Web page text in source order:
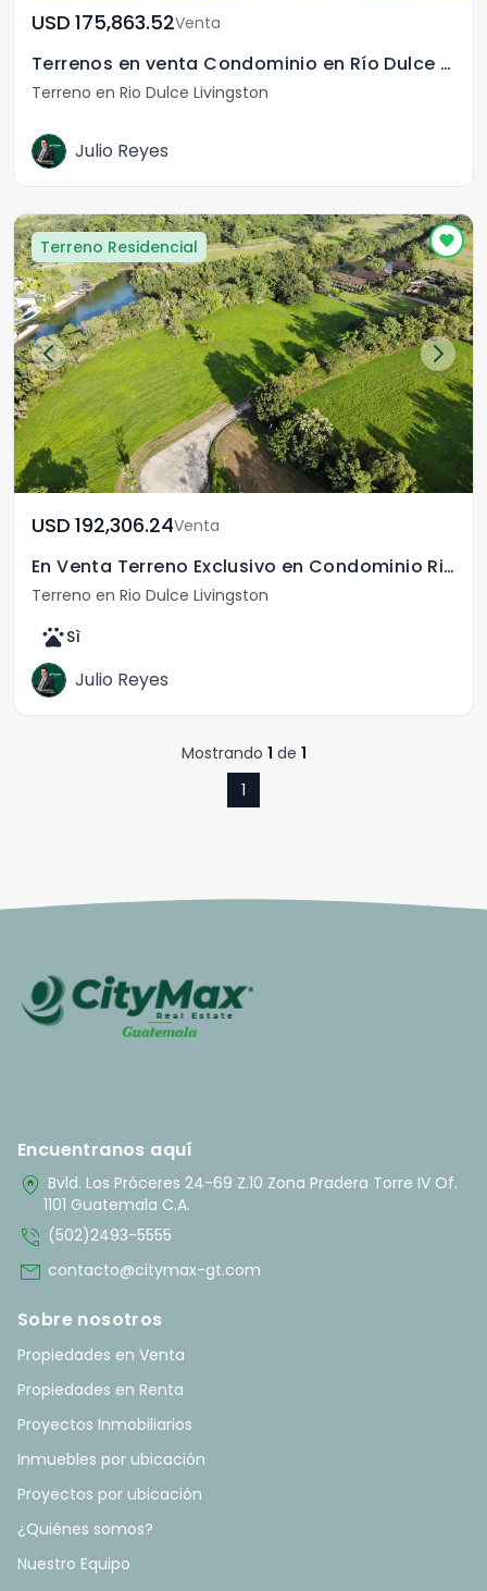
USD	175,863.52Venta
Terrenos en venta Condominio en Río Dulce Izabal
Terreno en Rio Dulce Livingston
Julio Reyes
Terreno Residencial
USD	192,306.24Venta
En Venta Terreno Exclusivo en Condominio Rio Dulce
Terreno en Rio Dulce Livingston
petsSì
Julio Reyes
Mostrando 1 de 1
1
Encuentranos aquí
home_pin Bvld. Los Próceres 24-69 Z.10 Zona Pradera Torre IV Of.
1101 Guatemala C.A.
phone_in_talk (502)2493-5555
mail contacto@citymax-gt.com
Sobre nosotros
Propiedades en Venta
Propiedades en Renta
Proyectos Inmobiliarios
Inmuebles por ubicación
Proyectos por ubicación
¿Quiénes somos?
Nuestro Equipo